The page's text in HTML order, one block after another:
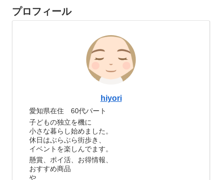
プロフィール
hiyori
愛知県在住 60代パート
子どもの独立を機に
小さな暮らし始めました。
休日はぶらぶら街歩き、
イベントを楽しんでます。
懸賞、ポイ活、お得情報、
おすすめ商品
や